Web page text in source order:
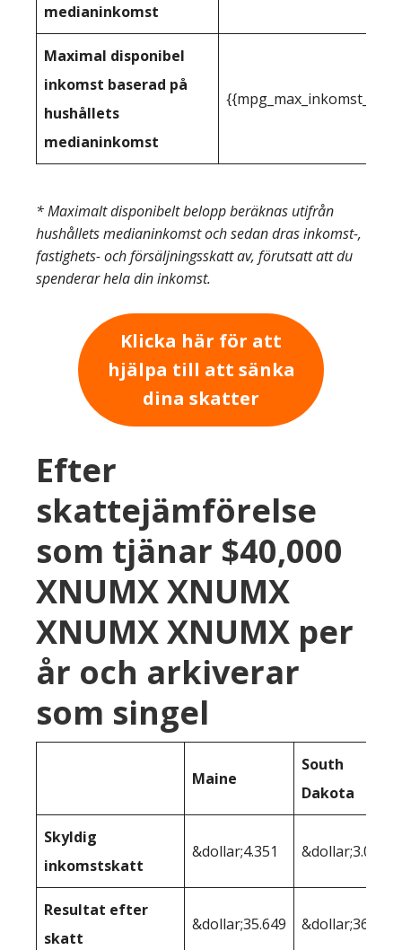
medianinkomst
Maximal disponibel
inkomst baserad på
hushållets
medianinkomst
* Maximalt disponibelt belopp beräknas utifrån
hushållets medianinkomst och sedan dras inkomst-,
fastighets- och försäljningsskatt av, förutsatt att du
spenderar hela din inkomst.
Klicka här för att
hjälpa till att sänka
dina skatter
Efter
skattejämförelse
som tjänar $40,000
XNUMX XNUMX
XNUMX XNUMX per
år och arkiverar
som singel
Maine
South
Dakota
Skyldig
inkomstskatt
&dollar;4.351 &dollar;3.040
Resultat efter
skatt
&dollar;35.649 &dollar;36.960